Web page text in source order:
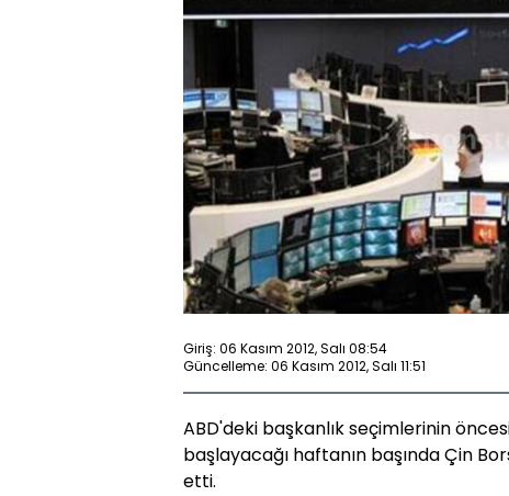
Giriş: 06 Kasım 2012, Salı 08:54
Güncelleme: 06 Kasım 2012, Salı 11:51
ABD'deki başkanlık seçimlerinin
başlayacağı haftanın başında Çin
etti.